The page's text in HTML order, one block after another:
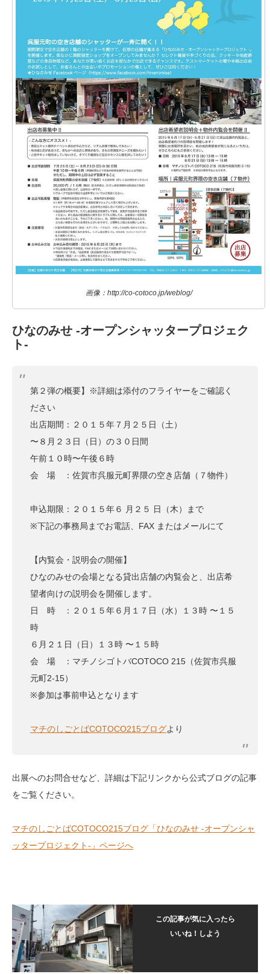
画像：http://co-cotoco.jp/weblog/
ひなのみせ -オープンシャッタープロジェク
ト-
第２弾の概要】※詳細は添付のフライヤーをご確認く
ださい
出店期間：２０１５年７月２５日（土）
〜８月２３日（日）の３０日間
午前１０時〜午後６時
会 場 ：佐賀市呉服元町界隈の空き店舗（７物件）
申込期限：２０１５年６ 月２５ 日（木）まで
※下記の事務局までお電話、FAX またはメールにて
【内覧会・説明会の開催】
ひなのみせの会場となる貸出店舗の内覧会と、出店希
望者向けの説明会を開催します。
日 時 ：２０１５年６月１７日（水）１３時 〜１５
時
６月２１日（日）１３時 〜１５時
会 場 ：マチノシゴトバCOTOCO 215（佐賀市呉服
元町2-15）
※参加は事前申込となります
マチのしごとばCOTOCO215ブログより
出展へのお問合せなど、詳細は下記リンクから公式ブログの記事
をご覧ください。
マチのしごとばCOTOCO215ブログ「ひなのみせ -オープンシャ
ッタープロジェクト-」ページへ
この記事が気に入ったら
いいね！しよう